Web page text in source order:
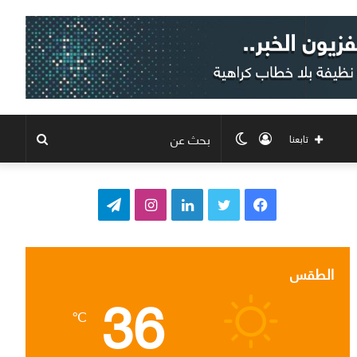
الوضع
المظلم
تسجيل
الدخول
تابعنا
ف
ب
و
ق
ت
ر
الطقس 36
℃